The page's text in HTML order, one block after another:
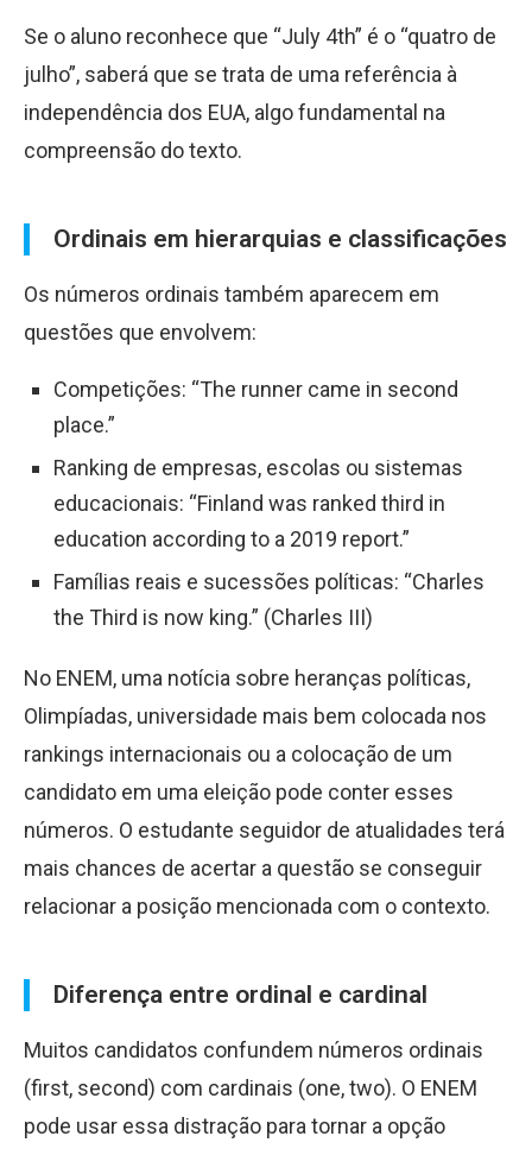
Se o aluno reconhece que “July 4th” é o “quatro de
julho”, saberá que se trata de uma referência à
independência dos EUA, algo fundamental na
compreensão do texto.
Ordinais em hierarquias e classificações
Os números ordinais também aparecem em
questões que envolvem:
Competições: “The runner came in second
place.”
Ranking de empresas, escolas ou sistemas
educacionais: “Finland was ranked third in
education according to a 2019 report.”
Famílias reais e sucessões políticas: “Charles
the Third is now king.” (Charles III)
No ENEM, uma notícia sobre heranças políticas,
Olimpíadas, universidade mais bem colocada nos
rankings internacionais ou a colocação de um
candidato em uma eleição pode conter esses
números. O estudante seguidor de atualidades terá
mais chances de acertar a questão se conseguir
relacionar a posição mencionada com o contexto.
Diferença entre ordinal e cardinal
Muitos candidatos confundem números ordinais
(first, second) com cardinais (one, two). O ENEM
pode usar essa distração para tornar a opção